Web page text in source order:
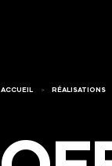
ACCUEIL RÉALISATIONS